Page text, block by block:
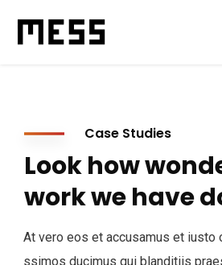
Case Studies
Look how
work we have
At vero eos et accusamus et iusto
ssimos ducimus qui blanditiis